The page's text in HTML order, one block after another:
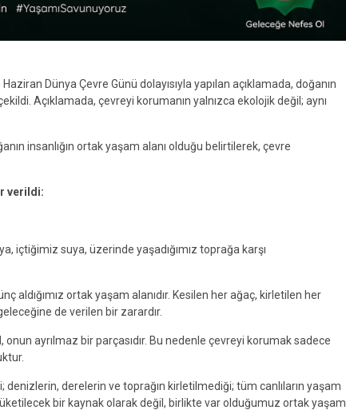
Dünya Çevre Günü dolayısıyla yapılan açıklamada, doğanın
Açıklamada, çevreyi korumanın yalnızca ekolojik değil; aynı
insanlığın ortak yaşam alanı olduğu belirtilerek, çevre
verildi:
içtiğimiz suya, üzerinde yaşadığımız toprağa karşı
aldığımız ortak yaşam alanıdır. Kesilen her ağaç, kirletilen her
de verilen bir zarardır.
ayrılmaz bir parçasıdır. Bu nedenle çevreyi korumak sadece
denizlerin, derelerin ve toprağın kirletilmediği; tüm canlıların yaşam
bir kaynak olarak değil, birlikte var olduğumuz ortak yaşam